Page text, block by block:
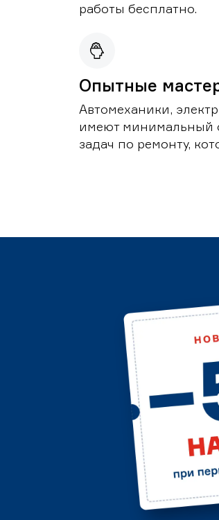
работы бесплатно.
Опытные
Автомеханики,
имеют минимальный
задач по ремонту,